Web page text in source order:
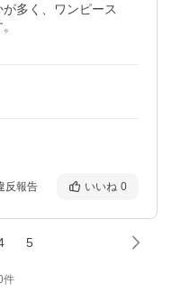
多く、ワンピース
反報告 いいね 0
5
件